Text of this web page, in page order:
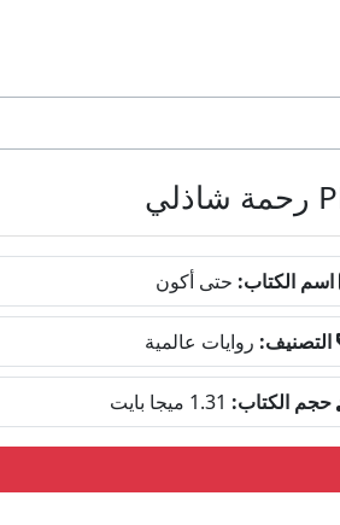
اسم الكتاب: حتى أكون
التصنيف: روايات عالمية
حجم الكتاب: 1.31 ميجا بايت